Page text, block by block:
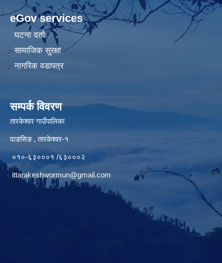
eGov services
घटना दर्ता
सामाजिक सुरक्षा
नागरिक वडापत्र
सम्पर्क विवरण
तारकेश्वर गाउँपालिका
दाङसिङ , तारकेश्वर-१
०१०-६३०००१ /६३०००२
ittarakeshwormun@gmail.com